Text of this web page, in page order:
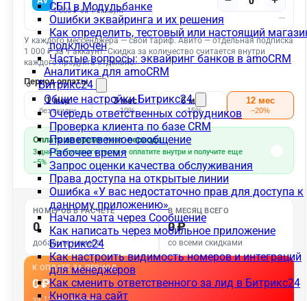
СБП в Модульбанке
Ошибки эквайринга и их решения
Как определить, тестовый или настоящий
подключен
Частые вопросы: эквайринг банков в amoCRM
Аналитика для amoCRM
Битрикс24
Общие настройки Битрикс24
Очередь ответственных сотрудников
Проверка клиента по базе CRM
Приветственное сообщение
Рабочее время
Запрос оценки качества обслуживания
Права доступа на открытые линии
Ошибка «У вас недостаточно прав для доступа к
данному приложению»
Начало чата через Сообщение
Как написать через мобильное приложение
Битрикс24
Как настроить видимость номеров и интеграций
для менеджеров
Как сменить ответственного за лид в Битрикс24
Кнопка на сайт